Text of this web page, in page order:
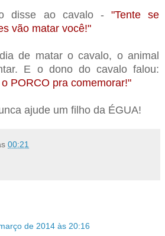
disse ao cavalo -"Tente se
vão matar você!"
de matar o cavalo, o animal
E o dono do cavalo falou:
PORCO pra comemorar!"
ajude um filho da ÉGUA!
00:21
de 2014 às 20:16